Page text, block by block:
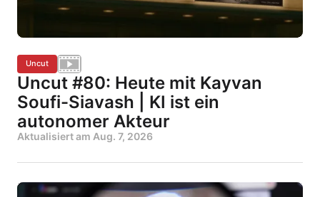
Uncut
Uncut #80: Heute mit Kayvan
Soufi-Siavash | KI ist ein
autonomer Akteur
Aktualisiert am Aug. 7, 2026